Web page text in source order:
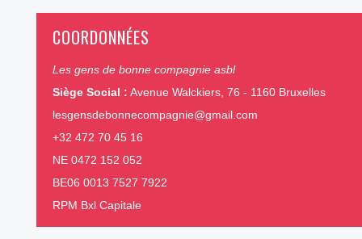
COORDONNÉES
Les gens de bonne compagnie asbl
Siège Social : Avenue Walckiers, 76 - 1160 Bruxelles
lesgensdebonnecompagnie@gmail.com
+32 472 70 45 16
NE 0472 152 052
BE06 0013 7527 7922
RPM Bxl Capitale